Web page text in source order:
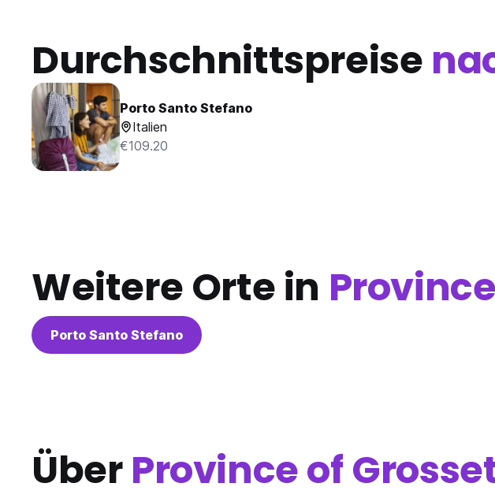
Durchschnittspreise
Porto Santo Stefano
Italien
€109.20
Weitere Orte in
Porto Santo Stefano
ÜberProvince of